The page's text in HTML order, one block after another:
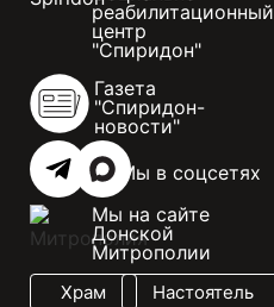
реабилитационный
центр
"Спиридон"
Газета
"Спиридон-
новости"
Мы в соцсетях
Мы на сайте
Донской
Митрополии
Храм Настоятель